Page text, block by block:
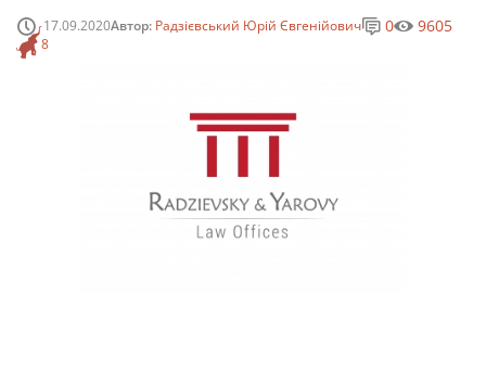
17.09.2020Автор: Радзієвський Юрій Євгенійович
8
0 9605